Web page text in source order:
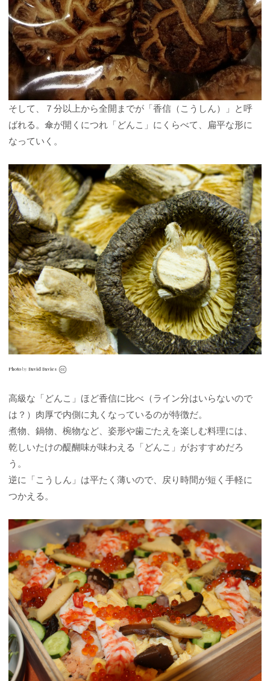
そして、７分以上から全開までが「香信（こうしん）」と呼
ばれる。傘が開くにつれ「どんこ」にくらべて、扁平な形に
なっていく。
Photo byDavid Davies
高級な「どんこ」ほど香信に比べ（ライン分はいらないので
は？）肉厚で内側に丸くなっているのが特徴だ。
煮物、鍋物、椀物など、姿形や歯ごたえを楽しむ料理には、
乾しいたけの醍醐味が味わえる「どんこ」がおすすめだろ
う。
逆に「こうしん」は平たく薄いので、戻り時間が短く手軽に
つかえる。